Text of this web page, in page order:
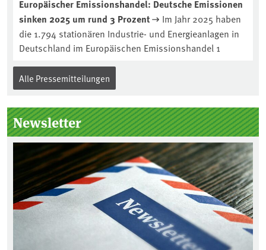
Europäischer Emissionshandel: Deutsche Emissionen
sinken 2025 um rund 3 Prozent
Im Jahr 2025 haben
die 1.794 stationären Industrie- und Energieanlagen in
Deutschland im Europäischen Emissionshandel 1
Alle Pressemitteilungen
Newsletter